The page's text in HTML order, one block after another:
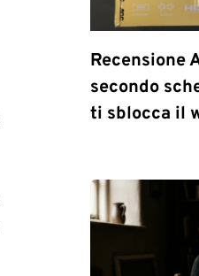
Recensione
secondo
ti sblocca il